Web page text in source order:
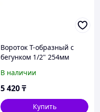
Вороток T-образный c
бегунком 1/2" 254мм
В наличии
5 420₸
Купить